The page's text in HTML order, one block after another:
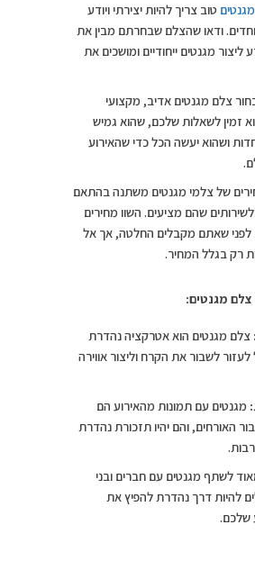
טוב צריך להיות יצירתי ויודע
ודאו שהצלם שבחרתם מבין את
ליצור מגנטים ייחודיים ומושכים את
צלם מגנטים אדיב, מקצועי
זמין לשאלות שלכם, שהוא גמיש
ושהוא יעשה הכל כדי שהאירוע
של צלמי מגנטים משתנה בהתאם
ולשירותים שהם מציעים. השוו מחירים
לפני שאתם מקבלים החלטה, אך אל
רק בגלל המחיר.
צלם מגנטים:
צלם מגנטים הוא אטרקציה נהדרת
לעזור לשבור את הקרח וליצור אווירה
מגנטים עם תמונות מהאירוע הם
האורחים, והם יהיו תזכורת נהדרת
לשתף מגנטים עם חברים ובני
להיות דרך נהדרת להפיץ את
שלכם.